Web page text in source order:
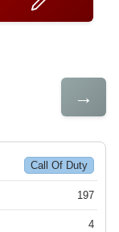
→
Call Of Duty
197
4